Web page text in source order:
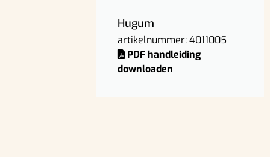
Hugum
artikelnummer: 4011005
PDF handleiding
downloaden